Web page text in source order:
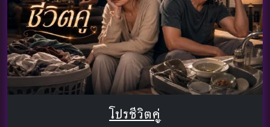
โปรชีวิตคู่